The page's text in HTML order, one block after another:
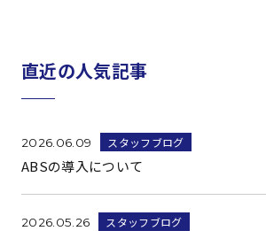
直近の人気記事
2026.06.09 スタッフブログ
ABSの導入について
2026.05.26 スタッフブログ